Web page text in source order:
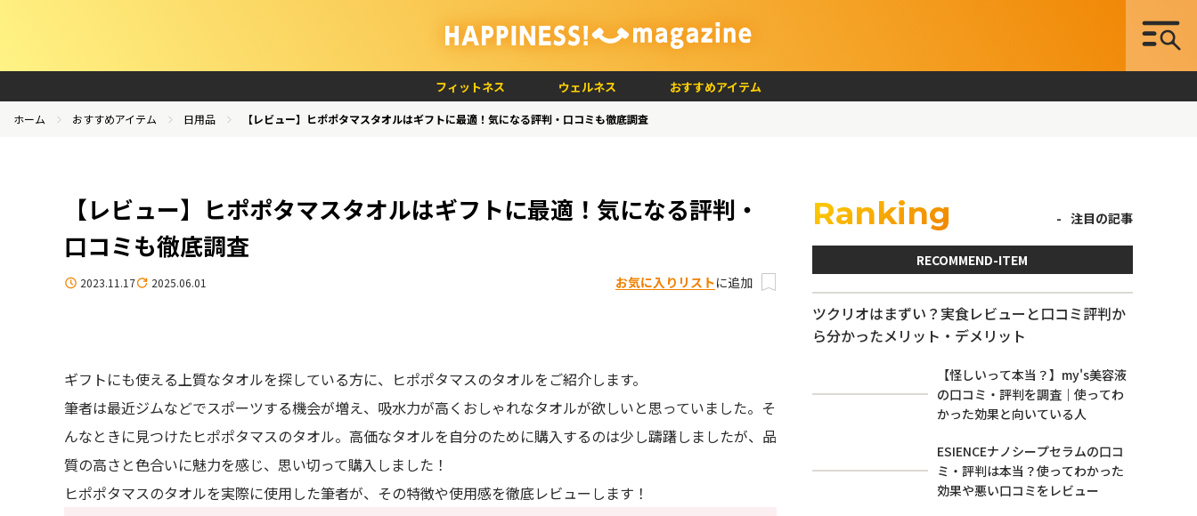
フィットネス ウェルネス おすすめアイテム
ホーム おすすめアイテム 日用品 【レビュー】ヒポポタマスタオルはギフトに最適！気になる評判・口コミも徹底調査
【レビュー】ヒポポタマスタオルはギフトに最適！気になる評判・
口コミも徹底調査
2023.11.17 2025.06.01 お気に入りリストに追加
ギフトにも使える上質なタオルを探している方に、ヒポポタマスのタオルをご紹介します。
筆者は最近ジムなどでスポーツする機会が増え、吸水力が高くおしゃれなタオルが欲しいと思っていました。そ
んなときに見つけたヒポポタマスのタオル。高価なタオルを自分のために購入するのは少し躊躇しましたが、品
質の高さと色合いに魅力を感じ、思い切って購入しました！
ヒポポタマスのタオルを実際に使用した筆者が、その特徴や使用感を徹底レビューします！
Ranking 注目の記事
RECOMMEND-ITEM
ツクリオはまずい？実食レビューと口コミ評判か
ら分かったメリット・デメリット
【怪しいって本当？】my's美容液
の口コミ・評判を調査｜使ってわ
かった効果と向いている人
ESIENCEナノシープセラムの口コ
ミ・評判は本当？使ってわかった
効果や悪い口コミをレビュー